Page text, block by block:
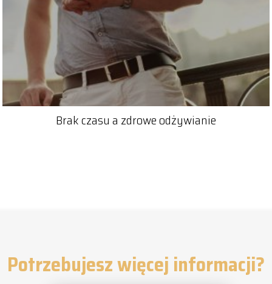
Brak czasu a zdrowe odżywianie
Potrzebujesz więcej informacji?